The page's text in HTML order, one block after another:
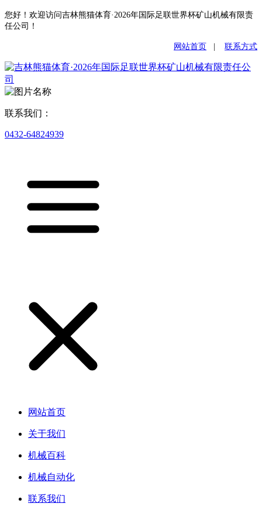
您好！欢迎访问吉林熊猫体育·2026年国际足联世界杯矿山机械有限责
任公司！
网站首页 联系方式
联系我们：
0432-64824939
网站首页
关于我们
机械百科
机械自动化
联系我们